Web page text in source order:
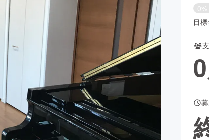
書籍・雑誌出版 アニメ・漫画
チャレンジ ビューティー・ヘ
CAMPFIRE for Social Good
CAMPFIRE Creation
CAMPFIREふるさと納税machi-ya
0%
目
0